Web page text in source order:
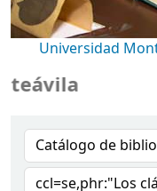
Universidad